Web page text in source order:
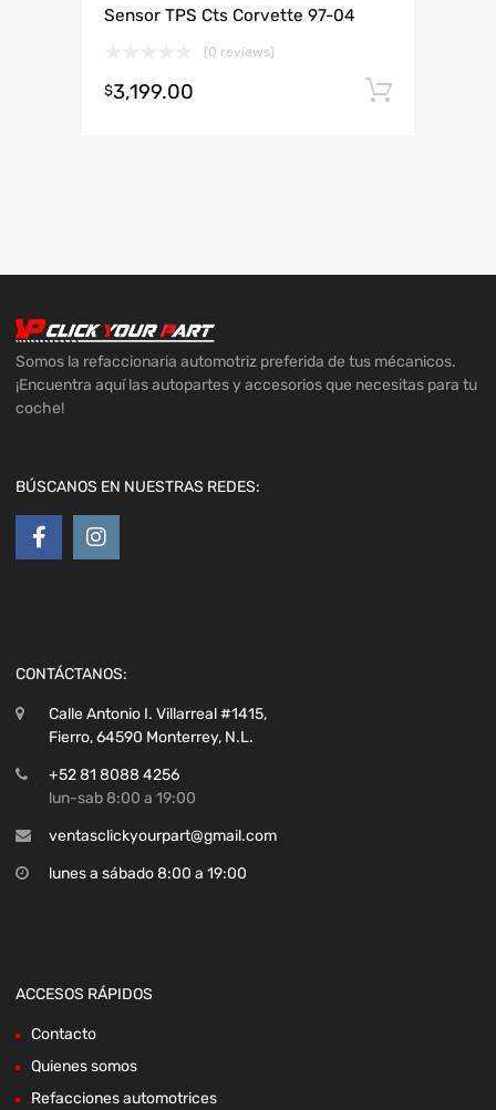
Sensor TPS Cts Corvette 97-04
(0 reviews)
$3,199.00
Somos la refaccionaria automotriz preferida de tus mécanicos.
¡Encuentra aquí las autopartes y accesorios que necesitas para tu
coche!
BÚSCANOS EN NUESTRAS REDES:
CONTÁCTANOS:
Calle Antonio I. Villarreal #1415,
Fierro, 64590 Monterrey, N.L.
+52 81 8088 4256
lun-sab 8:00 a 19:00
ventasclickyourpart@gmail.com
lunes a sábado 8:00 a 19:00
ACCESOS RÁPIDOS
Contacto
Quienes somos
Refacciones automotrices